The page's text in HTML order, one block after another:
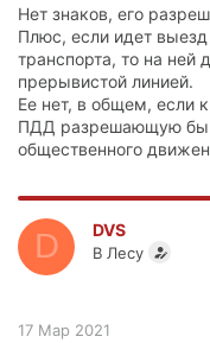
Нет знаков, его
Плюс, если идет
транспорта, то на ней
прерывистой линией.
Ее нет, в общем, если
ПДД разрешающую бы
общественного
D DVS
В Лесу
17 Мар 2021